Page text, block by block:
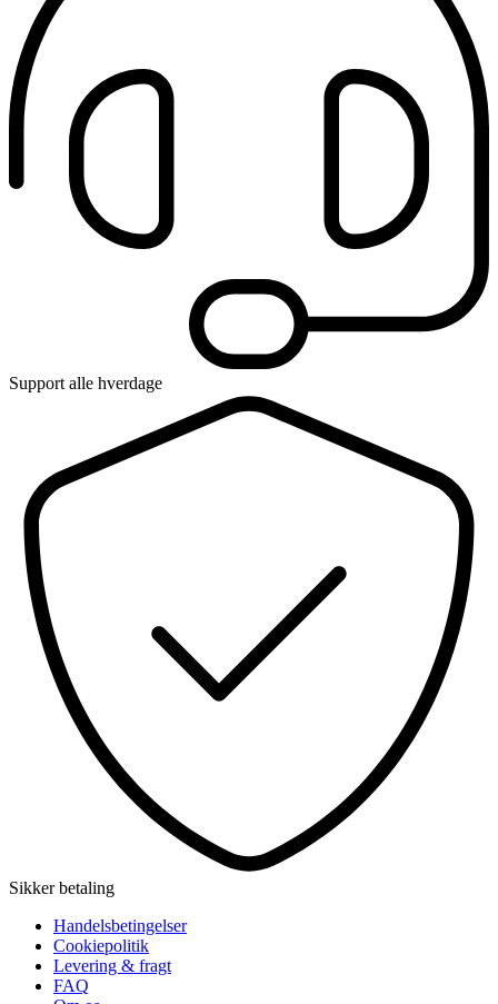
Support alle hverdage
Sikker betaling
Handelsbetingelser
Cookiepolitik
Levering & fragt
FAQ